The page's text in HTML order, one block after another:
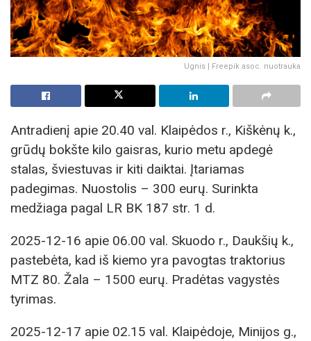
Ugnis | Freepik asoc. nuotrauka
Antradienį apie 20.40 val. Klaipėdos r., Kiškėnų k.,
grūdų bokšte kilo gaisras, kurio metu apdegė
stalas, šviestuvas ir kiti daiktai. Įtariamas
padegimas. Nuostolis – 300 eurų. Surinkta
medžiaga pagal LR BK 187 str. 1 d.
2025-12-16 apie 06.00 val. Skuodo r., Daukšių k.,
pastebėta, kad iš kiemo yra pavogtas traktorius
MTZ 80. Žala – 1500 eurų. Pradėtas vagystės
tyrimas.
2025-12-17 apie 02.15 val. Klaipėdoje, Minijos g.,